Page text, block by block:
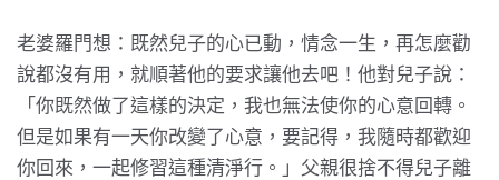
老婆羅門想：既然兒子的心已動，情念一生，再怎麼勸
說都沒有用，就順著他的要求讓他去吧！他對兒子說：
「你既然做了這樣的決定，我也無法使你的心意回轉。
但是如果有一天你改變了心意，要記得，我隨時都歡迎
你回來，一起修習這種清淨行。」父親很捨不得兒子離